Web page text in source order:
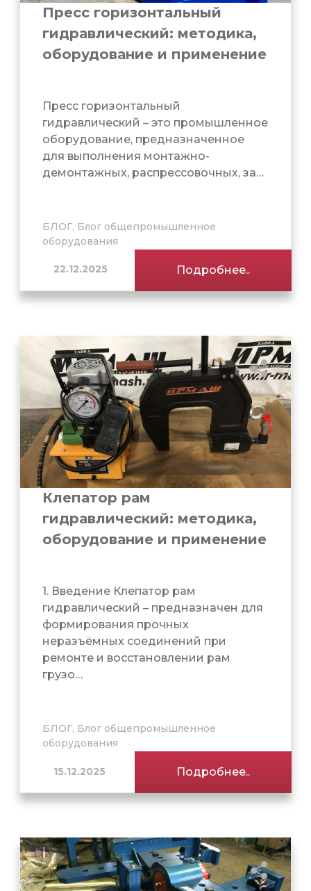
Пресс горизонтальный
гидравлический: методика,
оборудование и применение
Пресс горизонтальный
гидравлический – это промышленное
оборудование, предназначенное
для выполнения монтажно-
демонтажных, распрессовочных, за…
БЛОГ, Блог общепромышленное
оборудования
22.12.2025 Подробнее..
Клепатор рам
гидравлический: методика,
оборудование и применение
1. Введение Клепатор рам
гидравлический – предназначен для
формирования прочных
неразъёмных соединений при
ремонте и восстановлении рам
грузо…
БЛОГ, Блог общепромышленное
оборудования
15.12.2025 Подробнее..